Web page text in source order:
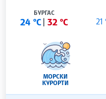
БУРГАС
24 °C 32 °C 21
МОРСКИ
КУРОРТИ